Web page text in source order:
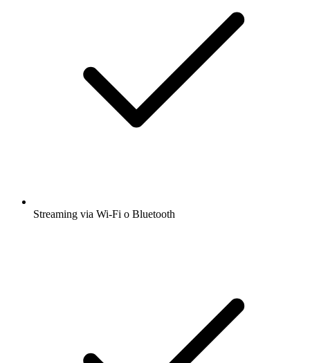
Streaming via Wi-Fi o Bluetooth